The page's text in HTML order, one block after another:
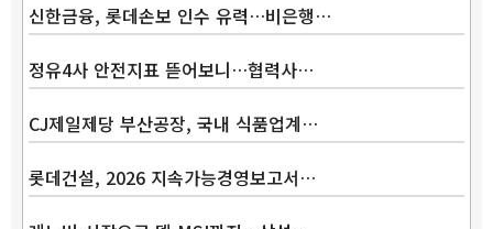
신한금융, 롯데손보 인수 유력…비은행…
정유4사 안전지표 뜯어보니…협력사…
CJ제일제당 부산공장, 국내 식품업계…
롯데건설, 2026 지속가능경영보고서…